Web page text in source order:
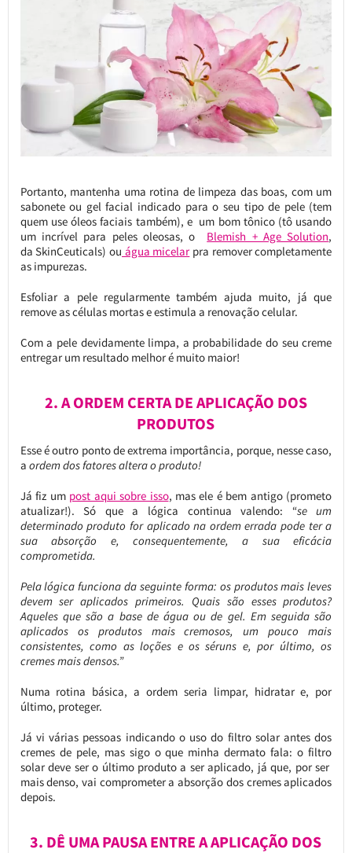
Portanto, mantenha uma rotina de limpeza das boas, com um
sabonete ou gel facial indicado para o seu tipo de pele (tem
quem use óleos faciais também), e um bom tônico (tô usando
um incrível para peles oleosas, o Blemish + Age Solution,
da SkinCeuticals) ou água micelar pra remover completamente
as impurezas.
Esfoliar a pele regularmente também ajuda muito, já que
remove as células mortas e estimula a renovação celular.
Com a pele devidamente limpa, a probabilidade do seu creme
entregar um resultado melhor é muito maior!
2. A ORDEM CERTA DE APLICAÇÃO DOS
PRODUTOS
Esse é outro ponto de extrema importância, porque, nesse caso,
a ordem dos fatores altera o produto!
Já fiz um post aqui sobre isso, mas ele é bem antigo (prometo
atualizar!). Só que a lógica continua valendo: “se um
determinado produto for aplicado na ordem errada pode ter a
sua absorção e, consequentemente, a sua eficácia
comprometida.
Pela lógica funciona da seguinte forma: os produtos mais leves
devem ser aplicados primeiros. Quais são esses produtos?
Aqueles que são a base de água ou de gel. Em seguida são
aplicados os produtos mais cremosos, um pouco mais
consistentes, como as loções e os séruns e, por último, os
cremes mais densos.”
Numa rotina básica, a ordem seria limpar, hidratar e, por
último, proteger.
Já vi várias pessoas indicando o uso do filtro solar antes dos
cremes de pele, mas sigo o que minha dermato fala: o filtro
solar deve ser o último produto a ser aplicado, já que, por ser
mais denso, vai comprometer a absorção dos cremes aplicados
depois.
3. DÊ UMA PAUSA ENTRE A APLICAÇÃO DOS